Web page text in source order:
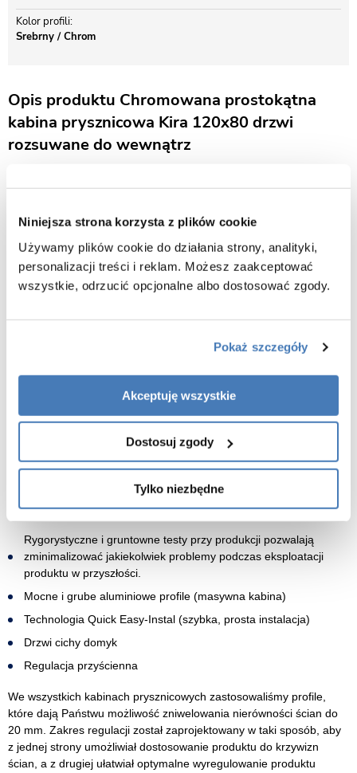
Niniejsza strona korzysta z plików cookie
Używamy plików cookie do działania strony, analityki,
personalizacji treści i reklam. Możesz zaakceptować
wszystkie, odrzucić opcjonalne albo dostosować zgody.
Pokaż szczegóły
Akceptuję wszystkie
Dostosuj zgody
Tylko niezbędne
Kolor profili
Srebrny / Chrom
Opis produktu Chromowana prostokątna
kabina prysznicowa Kira 120x80 drzwi
rozsuwane do wewnątrz
bezpieczne szkło hartowane. Szkło tego typu jest niezwykle
które jest często narażone w łazience. Dzięki wykorzystaniu szkła
hartowanego kabiny prysznicowe są bardzo wytrzymałe i spełniają
wszystkie rygorystyczne normy przewidziane dla tego typu
W kabinie zastosowano grube szkło o szerokości 6 mm.
uchwytów itp. z jednej strony wpływa niezwykle korzystnie na
walory estetyczne produktów, z drugiej zaś zapewnia
bezproblemową i bezpieczną eksploatację przez długie lata.
Niepowtarzalny Design: jakość oraz precyzja w wykonaniu
każdego detalu kabiny, użyte najlepsze materiały oraz
komponenty tak, aby zadowolić najbardziej wymagających
Rygorystyczne i gruntowne testy przy produkcji pozwalają
zminimalizować jakiekolwiek problemy podczas eksploatacji
produktu w przyszłości.
Mocne i grube aluminiowe profile (masywna kabina)
Technologia Quick Easy-Instal (szybka, prosta instalacja)
Drzwi cichy domyk
Regulacja przyścienna
We wszystkich kabinach prysznicowych zastosowaliśmy profile,
które dają Państwu możliwość zniwelowania nierówności ścian do
20 mm. Zakres regulacji został zaprojektowany w taki sposób, aby
z jednej strony umożliwiał dostosowanie produktu do krzywizn
ścian, a z drugiej ułatwiał optymalne wyregulowanie produktu